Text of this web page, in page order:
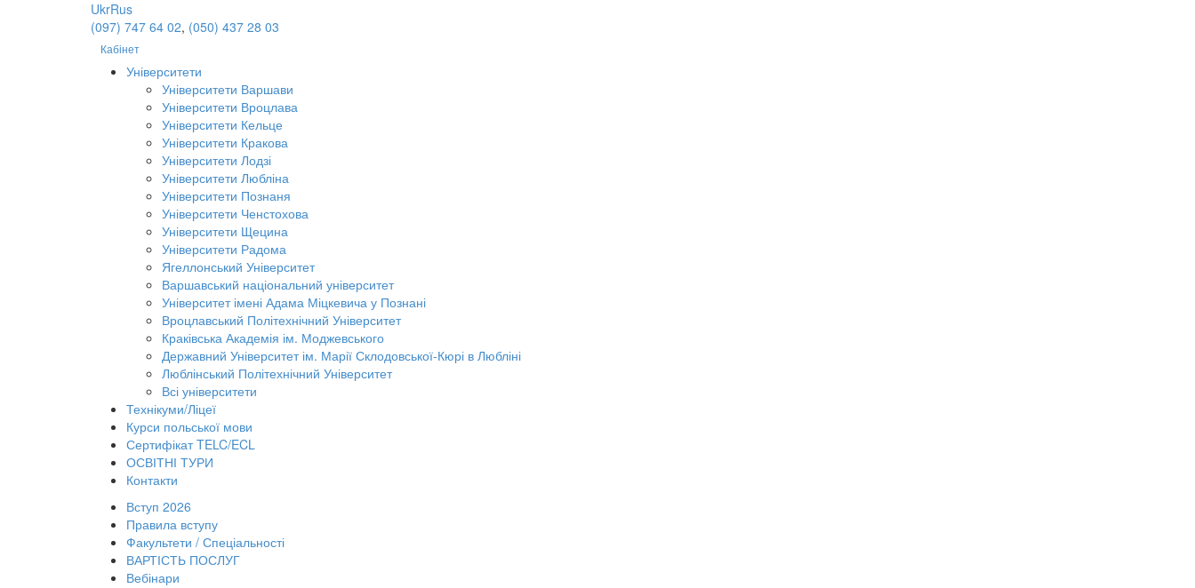
UkrRus
(097) 747 64 02, (050) 437 28 03
Кабінет
Університети
Університети Варшави
Університети Вроцлава
Університети Кельце
Університети Кракова
Університети Лодзі
Університети Любліна
Університети Познаня
Університети Ченстохова
Університети Щецина
Університети Радома
Ягеллонський Університет
Варшавський національний університет
Університет імені Адама Міцкевича у Познані
Вроцлавський Політехнічний Університет
Краківська Академія ім. Моджевського
Державний Університет ім. Марії Склодовської-Кюрі в Любліні
Люблінський Політехнічний Університет
Всі університети
Технікуми/Ліцеї
Курси польської мови
Сертифікат TELC/ECL
ОСВІТНІ ТУРИ
Контакти
Вступ 2026
Правила вступу
Факультети / Спеціальності
ВАРТІСТЬ ПОСЛУГ
Вебінари